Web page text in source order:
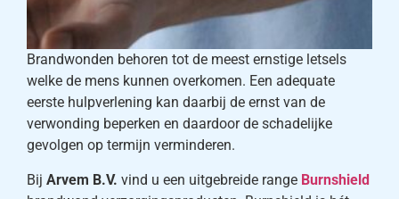
Brandwonden behoren tot de meest ernstige letsels
welke de mens kunnen overkomen. Een adequate
eerste hulpverlening kan daarbij de ernst van de
verwonding beperken en daardoor de schadelijke
gevolgen op termijn verminderen.
Bij Arvem B.V. vind u een uitgebreide range Burnshield